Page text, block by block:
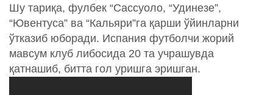
Шу тариқа, фулбек “Сассуоло, “Удинезе”,
“Ювентуса” ва “Кальяри”га қарши ўйинларни
ўтказиб юборади. Испания футболчи жорий
мавсум клуб либосида 20 та учрашувда
қатнашиб, битта гол уришга эришган.